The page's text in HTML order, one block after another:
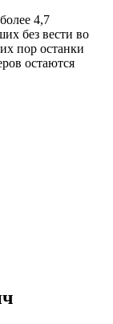
4,7
без вести во
пор останки
остаются